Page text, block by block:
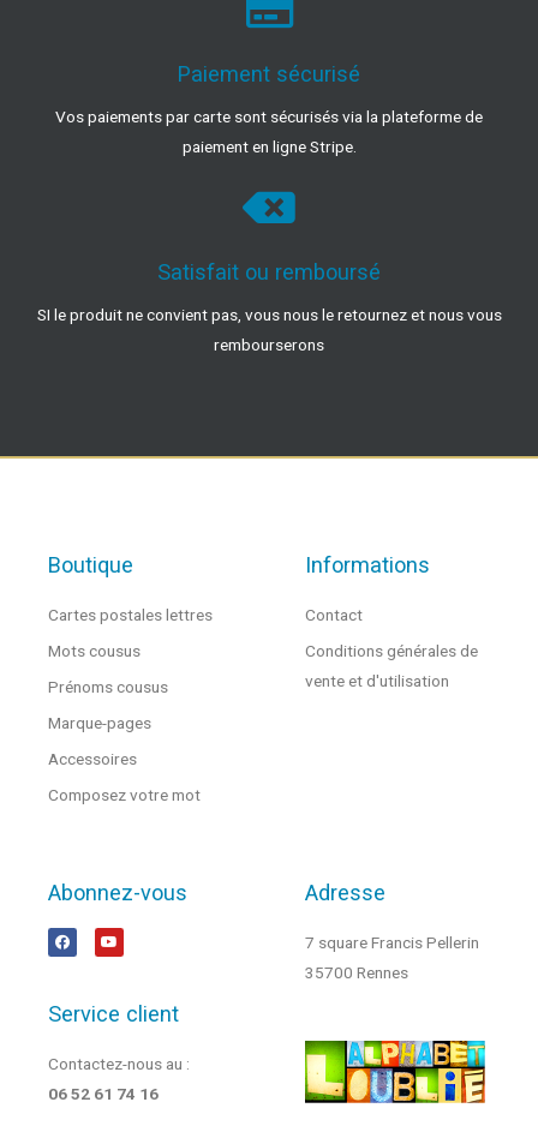
Paiement sécurisé
Vos paiements par carte sont sécurisés via la plateforme de
paiement en ligne Stripe.
Satisfait ou remboursé
SI le produit ne convient pas, vous nous le retournez et nous vous
rembourserons
Boutique
Cartes postales lettres
Mots cousus
Prénoms cousus
Marque-pages
Accessoires
Composez votre mot
Informations
Contact
Conditions générales de
vente et d'utilisation
Abonnez-vous
Service client
Contactez-nous au :
06 52 61 74 16
Adresse
7 square Francis Pellerin
35700 Rennes